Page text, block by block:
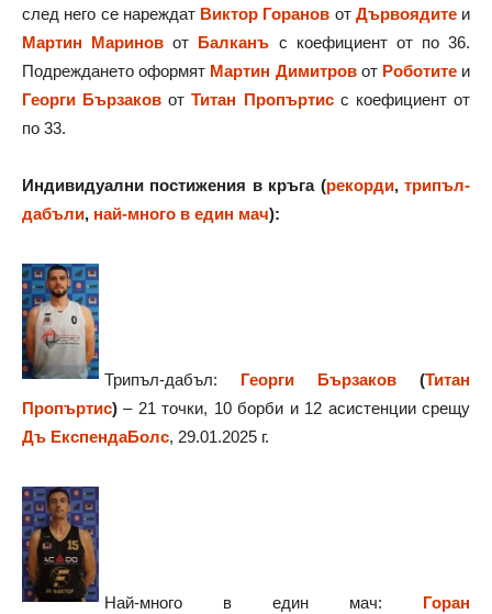
след него се нареждат Виктор Горанов от Дървоядитеи
Мартин Маринов от Балканъ с коефициент от по 36.
Подреждането оформят Мартин Димитровот Роботитеи
Георги Бързаков отТитан Пропъртисс коефициент от
по 33.
Индивидуални постижения в кръга (рекорди,трипъл-
дабъли, най-много в един мач):
Трипъл-дабъл: Георги Бързаков (Титан
Пропъртис) – 21 точки, 10 борби и 12 асистенции срещу
Дъ ЕкспендаБолс, 29.01.2025 г.
Най-много в един мач:
Горан